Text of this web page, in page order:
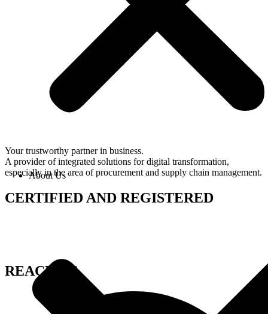
About Us
Your trustworthy partner in business.
A provider of integrated solutions for digital transformation,
especially in the area of ​​procurement and supply chain management.
CERTIFIED AND REGISTERED
REACH US